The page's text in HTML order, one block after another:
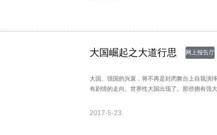
大国崛起之大道行思 网上报告厅
大国、强国的兴衰，将不再是封闭舞台上自我演
有剧情的走向。世界性大国出现了。那些拥有强
2017-5-23